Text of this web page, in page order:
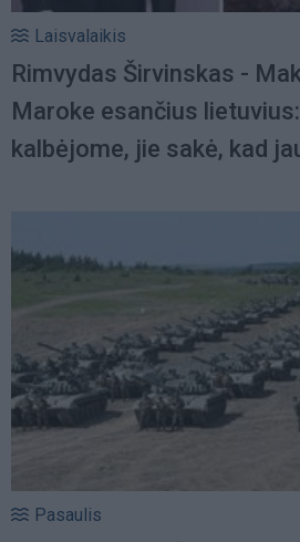
Laisvalaikis
Rimvydas Širvinskas -
Maroke esančius
kalbėjome, jie sakė, kad
Pasaulis